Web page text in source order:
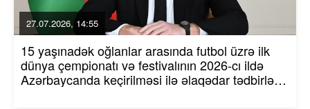
27.07.2026, 14:55
15 yaşınadək oğlanlar arasında futbol üzrə ilk
dünya çempionatı və festivalının 2026-cı ildə
Azərbaycanda keçirilməsi ilə əlaqədar tədbirlər